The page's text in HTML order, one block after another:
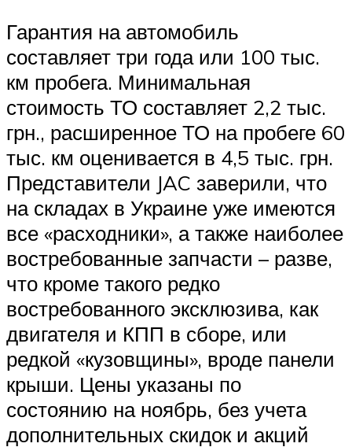
Гарантия на автомобиль
составляет три года или 100 тыс.
км пробега. Минимальная
стоимость ТО составляет 2,2 тыс.
грн., расширенное ТО на пробеге 60
тыс. км оценивается в 4,5 тыс. грн.
Представители JAC заверили, что
на складах в Украине уже имеются
все «расходники», а также наиболее
востребованные запчасти – разве,
что кроме такого редко
востребованного эксклюзива, как
двигателя и КПП в сборе, или
редкой «кузовщины», вроде панели
крыши. Цены указаны по
состоянию на ноябрь, без учета
дополнительных скидок и акций